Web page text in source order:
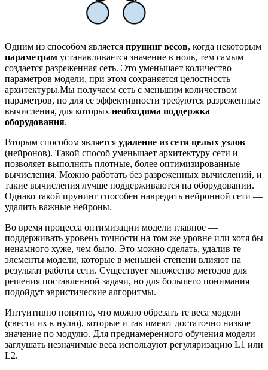
Одним из способом является прунинг весов, когда некоторым
параметрам устанавливается значение в ноль, тем самым
создается разреженная сеть. Это уменьшает количество
параметров модели, при этом сохраняется целостность
архитектуры.Мы получаем сеть с меньшим количеством
параметров, но для ее эффективности требуются разреженные
вычисления, для которых необходима поддержка
оборудования.
Вторым способом является удаление из сети целых узлов
(нейронов). Такой способ уменьшает архитектуру сети и
позволяет выполнять плотные, более оптимизированные
вычисления. Можно работать без разреженных вычислений, и
такие вычисления лучше поддерживаются на оборудовании.
Однако такой прунинг способен навредить нейронной сети —
удалить важные нейроны.
Во время процесса оптимизации модели главное —
поддерживать уровень точности на том же уровне или хотя бы
ненамного хуже, чем было. Это можно сделать, удалив те
элементы модели, которые в меньшей степени влияют на
результат работы сети. Существует множество методов для
решения поставленной задачи, но для большего понимания
подойдут эвристические алгоритмы.
Интуитивно понятно, что можно обрезать те веса модели
(свести их к нулю), которые и так имеют достаточно низкое
значение по модулю. Для преднамеренного обучения модели
заглушать незначимые веса используют регуляризацию L1 или
L2.